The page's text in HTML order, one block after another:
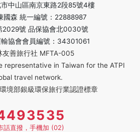
中山區南京東路2段85號4樓
國森 統一編號：22888987
2029號 品保協會北0030號
協會會員編號：34301061
友善旅行社 MFTA-005
representative in Taiwan for the ATPI
travel network.
境部銀級環保旅行業認證標章
話直撥，手機加 (02)